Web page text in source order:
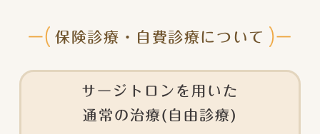
保険診療・自費診療について
サージトロンを用いた
通常の治療(自由診療)